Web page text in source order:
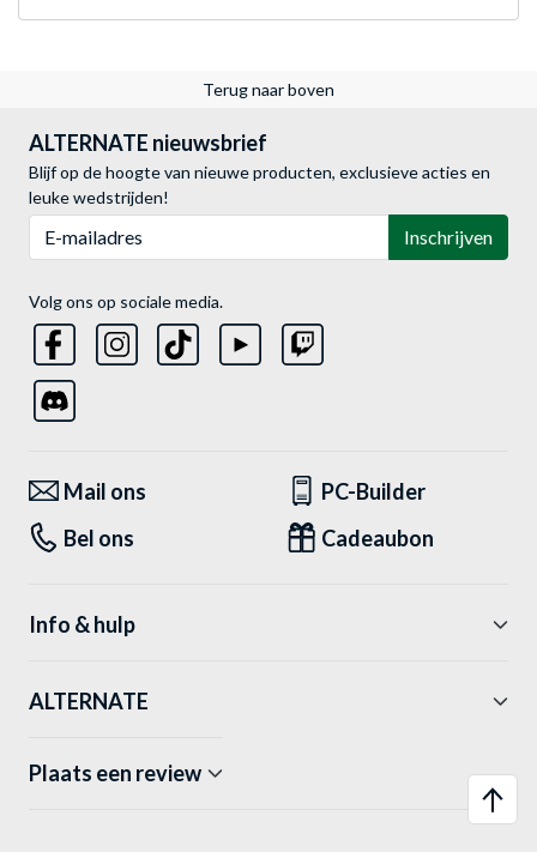
Terug naar boven
ALTERNATE nieuwsbrief
Blijf op de hoogte van nieuwe producten, exclusieve acties en
leuke wedstrijden!
Inschrijven
Volg ons op sociale media.
Mail ons
PC-Builder
Bel ons
Cadeaubon
Info & hulp
ALTERNATE
Plaats een review